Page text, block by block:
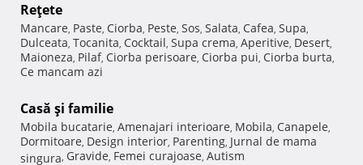
Reţete
Mancare, Paste, Ciorba, Peste, Sos, Salata, Cafea, Supa,
Dulceata, Tocanita, Cocktail, Supa crema, Aperitive, Desert,
Maioneza, Pilaf, Ciorba perisoare, Ciorba pui, Ciorba burta,
Ce mancam azi
Casă şi familie
Mobila bucatarie, Amenajari interioare, Mobila, Canapele,
Dormitoare, Design interior, Parenting, Jurnal de mama
singura, Gravide, Femei curajoase, Autism